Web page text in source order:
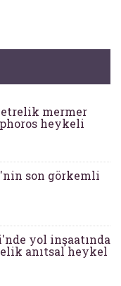
mermer
heykeli
son görkemli
yol inşaatında
anıtsal heykel